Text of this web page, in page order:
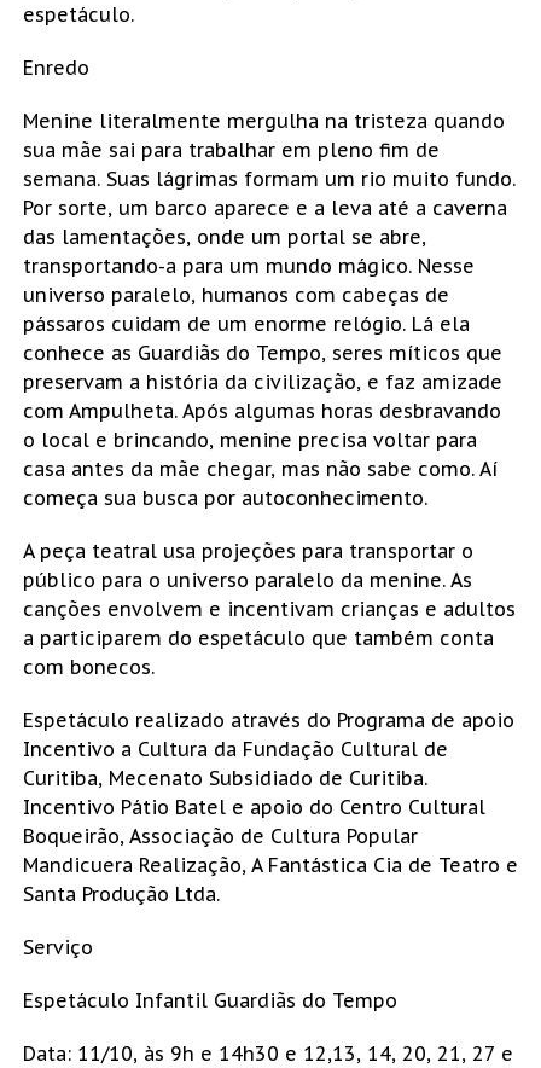
espetáculo.
Enredo
Menine literalmente mergulha na tristeza quando
sua mãe sai para trabalhar em pleno fim de
semana. Suas lágrimas formam um rio muito fundo.
Por sorte, um barco aparece e a leva até a caverna
das lamentações, onde um portal se abre,
transportando-a para um mundo mágico. Nesse
universo paralelo, humanos com cabeças de
pássaros cuidam de um enorme relógio. Lá ela
conhece as Guardiãs do Tempo, seres míticos que
preservam a história da civilização, e faz amizade
com Ampulheta. Após algumas horas desbravando
o local e brincando, menine precisa voltar para
casa antes da mãe chegar, mas não sabe como. Aí
começa sua busca por autoconhecimento.
A peça teatral usa projeções para transportar o
público para o universo paralelo da menine. As
canções envolvem e incentivam crianças e adultos
a participarem do espetáculo que também conta
com bonecos.
Espetáculo realizado através do Programa de apoio
Incentivo a Cultura da Fundação Cultural de
Curitiba, Mecenato Subsidiado de Curitiba.
Incentivo Pátio Batel e apoio do Centro Cultural
Boqueirão, Associação de Cultura Popular
Mandicuera Realização, A Fantástica Cia de Teatro e
Santa Produção Ltda.
Serviço
Espetáculo Infantil Guardiãs do Tempo
Data: 11/10, às 9h e 14h30 e 12,13, 14, 20, 21, 27 e